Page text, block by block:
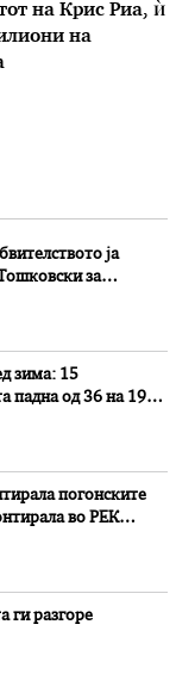
на Крис Риа, ѝ
на
ја
за
зима: 15
падна од 36 на 19
погонските
во РЕК
ги разгоре